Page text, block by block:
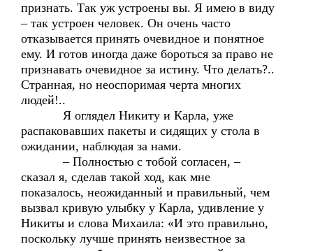
признать. Так уж устроены вы. Я имею в виду
– так устроен человек. Он очень часто
отказывается принять очевидное и понятное
ему. И готов иногда даже бороться за право не
признавать очевидное за истину. Что делать?..
Странная, но неоспоримая черта многих
людей!..
Я оглядел Никиту и Карла, уже
распаковавших пакеты и сидящих у стола в
ожидании, наблюдая за нами.
– Полностью с тобой согласен, –
сказал я, сделав такой ход, как мне
показалось, неожиданный и правильный, чем
вызвал кривую улыбку у Карла, удивление у
Никиты и слова Михаила: «И это правильно,
поскольку лучше принять неизвестное за